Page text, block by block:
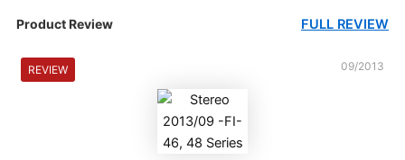
Product Review FULL REVIEW
REVIEW 09/2013